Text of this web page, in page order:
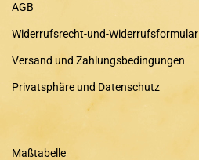
AGB
Widerrufsrecht-und-Widerrufsformular
Versand und Zahlungsbedingungen
Privatsphäre und Datenschutz
Maßtabelle